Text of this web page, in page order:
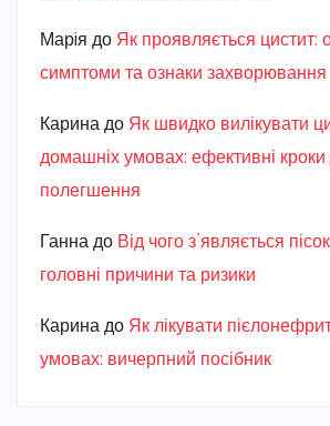
Марiя до Як проявляється цистит:
симптоми та ознаки захворювання
Карина до Як швидко вилікувати
домашніх умовах: ефективні кроки
полегшення
Ганна до Від чого з’являється
головні причини та ризики
Карина до Як лікувати
умовах: вичерпний посібник